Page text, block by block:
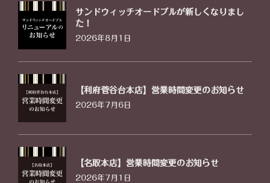
サンドウィッチオードブルが新しくなりまし
た！
2026年8月1日
【利府菅谷台本店】営業時間変更のお知らせ
2026年7月6日
【名取本店】営業時間変更のお知らせ
2026年7月1日